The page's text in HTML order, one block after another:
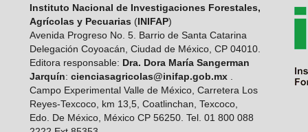
Instituto Nacional de Investigaciones Forestales,
Agrícolas y Pecuarias (INIFAP)
Avenida Progreso No. 5. Barrio de Santa Catarina
Delegación Coyoacán, Ciudad de México, CP 04010.
Editora responsable: Dra. Dora María Sangerman
Jarquín: cienciasagricolas@inifap.gob.mx.
Campo Experimental Valle de México, Carretera Los
Reyes-Texcoco, km 13,5, Coatlinchan, Texcoco,
Edo. De México, México CP 56250. Tel. 01 800 088